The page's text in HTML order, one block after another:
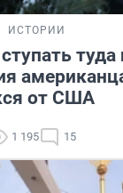
ИСТОРИИ
туда
от США
1 195 15